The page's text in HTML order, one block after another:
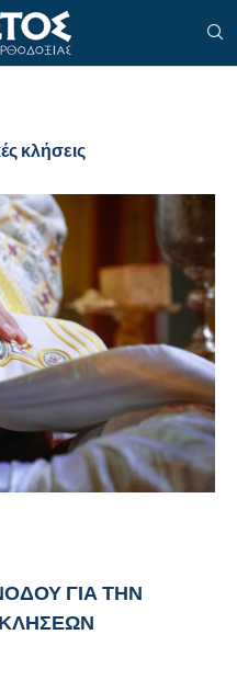
κλήσεις
ΓΙΑ ΤΗΝ